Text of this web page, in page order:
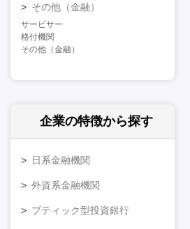
その他（金融）
サービサー
格付機関
その他（金融）
企業の特徴から探す
日系金融機関
外資系金融機関
ブティック型投資銀行